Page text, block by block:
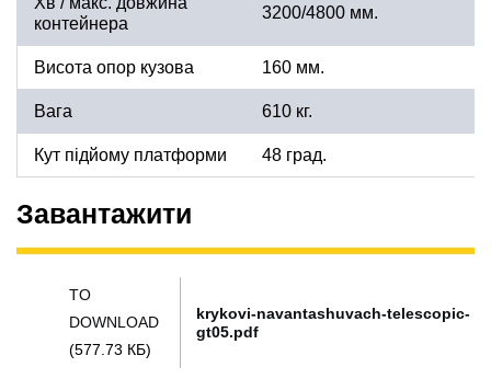
контейнера
3200/4800 мм.
Висота опор кузова 160 мм.
Вага 610 кг.
Кут підйому платформи 48 град.
Завантажити
TO
DOWNLOAD
(577.73 КБ)
krykovi-navantashuvach-telescopic-
gt05.pdf